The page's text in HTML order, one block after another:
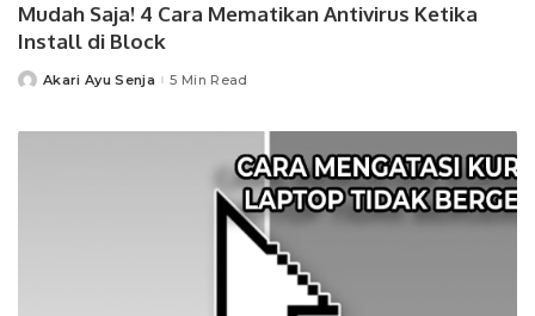
Mudah Saja! 4 Cara Mematikan Antivirus Ketika
Install di Block
PostedAkari Ayu Senja 5 Min Read